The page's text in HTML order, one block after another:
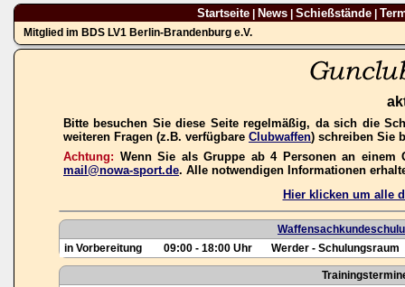
Startseite| News| Schießstände|
Mitglied im BDS LV1 Berlin-Brandenburg e.V.
Bitte besuchen Sie diese Seite regelmäßig, da sich die
weiteren Fragen (z.B. verfügbare Clubwaffen) schreiben Sie
Achtung: Wenn Sie als Gruppe ab 4 Personen an
mail@nowa-sport.de. Alle notwendigen Informationen
Hier klicken um alle
in Vorbereitung
09:00 - 18:00 Uhr Werder - Schulungsraum